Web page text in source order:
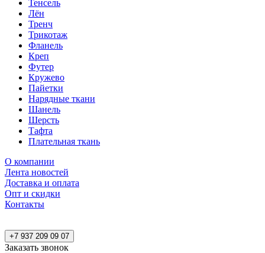
Тенсель
Лён
Тренч
Трикотаж
Фланель
Креп
Футер
Кружево
Пайетки
Нарядные ткани
Шанель
Шерсть
Тафта
Плательная ткань
О компании
Лента новостей
Доставка и оплата
Опт и скидки
Контакты
+7 937 209 09 07
Заказать звонок